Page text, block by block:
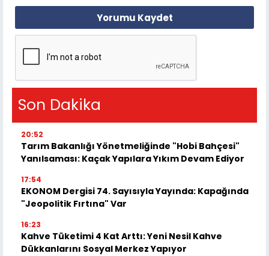
Yorumu Kaydet
Son Dakika
20:52
Tarım Bakanlığı Yönetmeliğinde "Hobi Bahçesi"
Yanılsaması: Kaçak Yapılara Yıkım Devam Ediyor
17:54
EKONOM Dergisi 74. Sayısıyla Yayında: Kapağında
"Jeopolitik Fırtına" Var
16:23
Kahve Tüketimi 4 Kat Arttı: Yeni Nesil Kahve
Dükkanlarını Sosyal Merkez Yapıyor